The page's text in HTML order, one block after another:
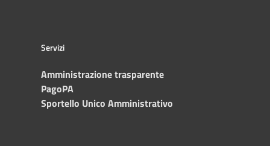
Servizi
Amministrazione trasparente
PagoPA
Sportello Unico Amministrativo